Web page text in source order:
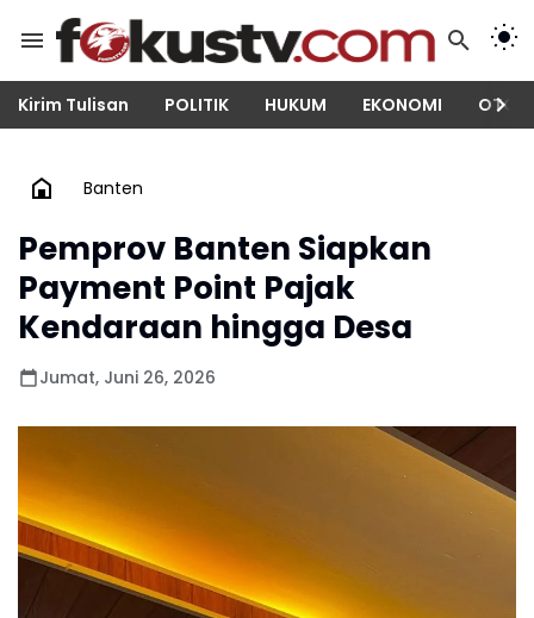
Kirim Tulisan POLITIK HUKUM EKONOMI
Banten
Pemprov Banten Siapkan
Payment Point Pajak
Kendaraan hingga Desa
Jumat, Juni 26, 2026